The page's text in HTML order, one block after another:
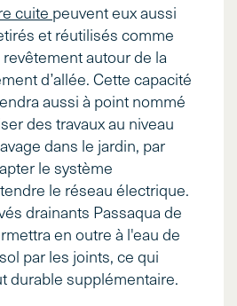
cuite peuvent eux aussi
et réutilisés comme
autour de la
d’allée. Cette capacité
aussi à point nommé
des travaux au niveau
dans le jardin, par
le système
le réseau électrique.
drainants Passaqua de
en outre à l'eau de
par les joints, ce qui
durable supplémentaire.